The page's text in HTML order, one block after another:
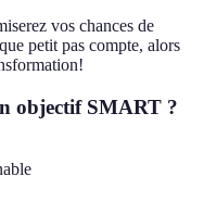
vos chances de
petit pas compte, alors
objectif SMART ?